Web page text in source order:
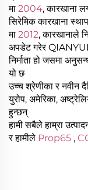
मा 2004, कारखाना
सिरेमिक कारखाना
मा 2012, कारखानाले
अपडेट गरेर QIANYUE
निर्माता हो जसमा
यो छ
उच्च श्रेणीका र नवीन
युरोप, अमेरिका,
हुन्छन्
हामी सबैले हाम्रा
र हामीले Prop65 ,